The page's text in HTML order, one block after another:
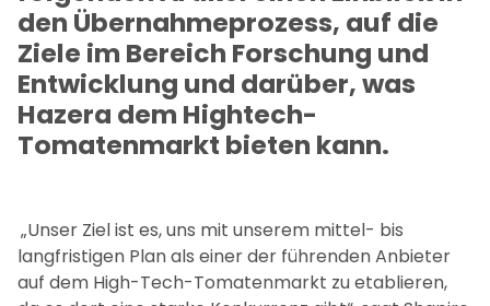
den Übernahmeprozess, auf die
Ziele im Bereich Forschung und
Entwicklung und darüber, was
Hazera dem Hightech-
Tomatenmarkt bieten kann.
„Unser Ziel ist es, uns mit unserem mittel- bis
langfristigen Plan als einer der führenden Anbieter
auf dem High-Tech-Tomatenmarkt zu etablieren,